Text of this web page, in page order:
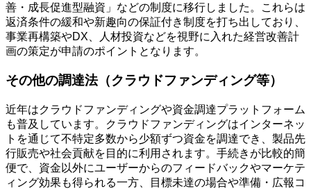
善・成長促進型融資」などの制度に移行しました。これらは
返済条件の緩和や新趣向の保証付き制度を打ち出しており、
事業再構築やDX、人材投資などを視野に入れた経営改善計
画の策定が申請のポイントとなります。
その他の調達法（クラウドファンディング等）
近年はクラウドファンディングや資金調達プラットフォーム
も普及しています。クラウドファンディングはインターネッ
トを通じて不特定多数から少額ずつ資金を調達でき、製品先
行販売や社会貢献を目的に利用されます。手続きが比較的簡
便で、資金以外にユーザーからのフィードバックやマーケテ
ィング効果も得られる一方、目標未達の場合や準備・広報コ